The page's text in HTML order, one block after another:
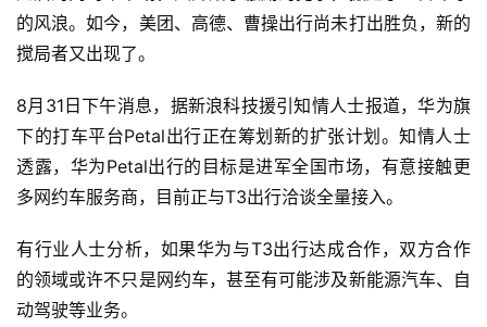
的风浪。如今，美团、高德、曹操出行尚未打出胜负，新的
搅局者又出现了。
8月31日下午消息，据新浪科技援引知情人士报道，华为旗
下的打车平台Petal出行正在筹划新的扩张计划。知情人士
透露，华为Petal出行的目标是进军全国市场，有意接触更
多网约车服务商，目前正与T3出行洽谈全量接入。
有行业人士分析，如果华为与T3出行达成合作，双方合作
的领域或许不只是网约车，甚至有可能涉及新能源汽车、自
动驾驶等业务。